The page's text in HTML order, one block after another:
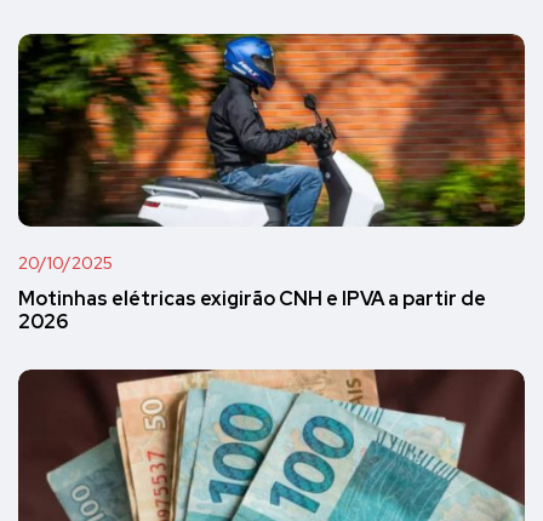
20/10/2025
Motinhas elétricas exigirão CNH e IPVA a partir de
2026